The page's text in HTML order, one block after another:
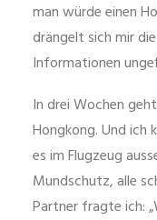
man würde einen
drängelt sich mir
Informationen
In drei Wochen
Hongkong. Und ich
es im Flugzeug
Mundschutz, alle
Partner fragte ich: